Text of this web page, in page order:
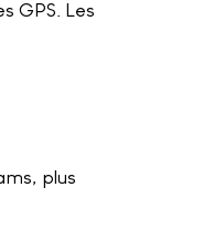
GPS. Les
plus